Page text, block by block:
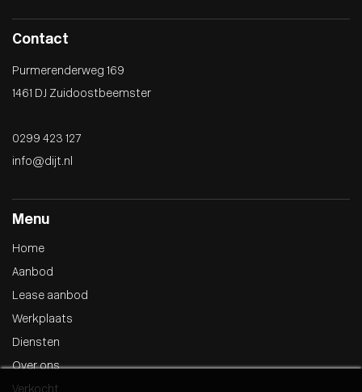
Contact
Purmerenderweg 169
1461 DJ Zuidoostbeemster
0299 423 127
info@dijt.nl
Menu
Home
Aanbod
Lease aanbod
Werkplaats
Diensten
Over ons